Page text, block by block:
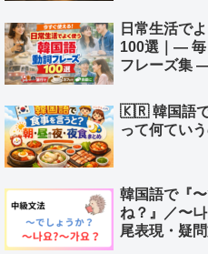
日常生活で
100選｜― 毎
フレーズ集
🇰🇷 韓国語で
って何てい
韓国語で『
ね？』／〜
尾表現・疑